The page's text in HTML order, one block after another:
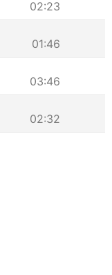
02:23
01:46
03:46
02:32